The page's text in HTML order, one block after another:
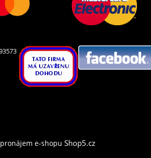
pronájem e-shopu Shop5.cz